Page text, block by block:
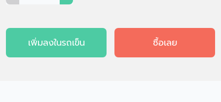
เพิ่มลงในรถเข็น ซื้อเลย